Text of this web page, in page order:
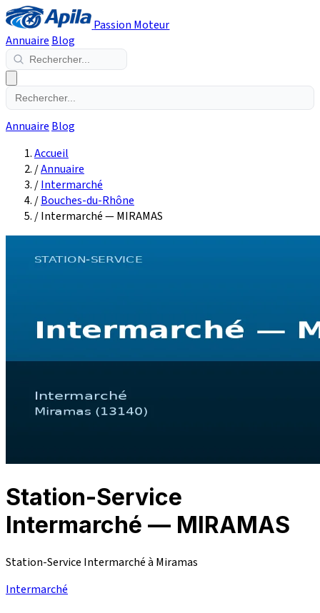
Passion Moteur
Annuaire Blog
Annuaire Blog
Accueil
/Annuaire
/Intermarché
/Bouches-du-Rhône
/Intermarché — MIRAMAS
Station-Service
Intermarché — MIRAMAS
Station-Service Intermarché à Miramas
Intermarché